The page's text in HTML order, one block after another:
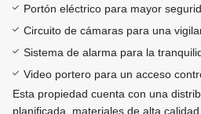
Portón eléctrico para mayor
Circuito de cámaras para una
Sistema de alarma para la
Video portero para un acceso
Esta propiedad cuenta con una
planificada, materiales de alta